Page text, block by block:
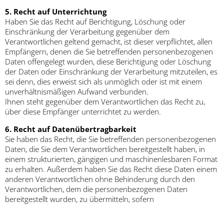
5. Recht auf Unterrichtung
Haben Sie das Recht auf Berichtigung, Löschung oder
Einschränkung der Verarbeitung gegenüber dem
Verantwortlichen geltend gemacht, ist dieser verpflichtet, allen
Empfängern, denen die Sie betreffenden personenbezogenen
Daten offengelegt wurden, diese Berichtigung oder Löschung
der Daten oder Einschränkung der Verarbeitung mitzuteilen, es
sei denn, dies erweist sich als unmöglich oder ist mit einem
unverhältnismäßigen Aufwand verbunden.
Ihnen steht gegenüber dem Verantwortlichen das Recht zu,
über diese Empfänger unterrichtet zu werden.
6. Recht auf Datenübertragbarkeit
Sie haben das Recht, die Sie betreffenden personenbezogenen
Daten, die Sie dem Verantwortlichen bereitgestellt haben, in
einem strukturierten, gängigen und maschinenlesbaren Format
zu erhalten. Außerdem haben Sie das Recht diese Daten einem
anderen Verantwortlichen ohne Behinderung durch den
Verantwortlichen, dem die personenbezogenen Daten
bereitgestellt wurden, zu übermitteln, sofern